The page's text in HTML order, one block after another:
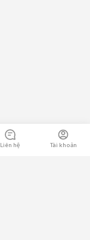
Liên hệ Tài khoản